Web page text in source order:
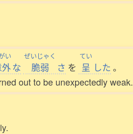
い
な
ぜいじゃく
脆弱 さ を
てい
呈 した 。
out to be unexpectedly weak.